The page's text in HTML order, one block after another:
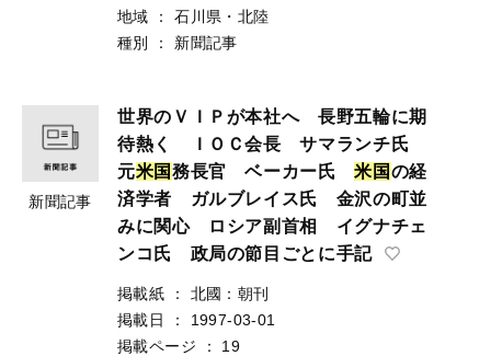
地域
：
石川県・北陸
種別
： 新聞記事
新聞記事
世界のＶＩＰが本社へ 長野五輪に期
待熱く ＩＯＣ会長 サマランチ氏
元米国務長官 ベーカー氏米 国の経
済学者 ガルブレイス氏 金沢の町並
みに関心 ロシア副首相 イグナチェ
ンコ氏 政局の節目ごとに手記
掲載紙 ：
北國：朝刊
掲載日
：
1997-03-01
掲載ページ
：
19